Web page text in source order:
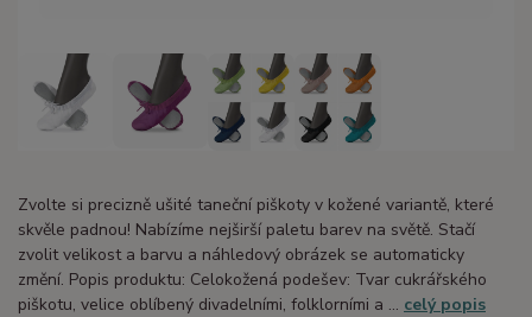
Zvolte si precizně ušité taneční piškoty v kožené variantě, které
skvěle padnou! Nabízíme nejširší paletu barev na světě. Stačí
zvolit velikost a barvu a náhledový obrázek se automaticky
změní. Popis produktu: Celokožená podešev: Tvar cukrářského
piškotu, velice oblíbený divadelními, folklorními a ... celý popis